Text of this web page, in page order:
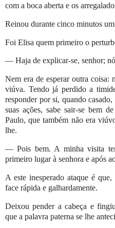
com a boca aberta e os
Reinou durante cinco minutos
Foi Elisa quem primeiro o
— Haja de explicar-se, senhor;
Nem era de esperar outra coisa:
viúva. Tendo já perdido a
responder por si, quando
suas ações, sabe sair-se bem
Paulo, que também não era
lhe.
— Pois bem. A minha visita
primeiro lugar à senhora e após
A este inesperado ataque é
face rápida e galhardamente.
Deixou pender a cabeça e
que a palavra paterna se lhe